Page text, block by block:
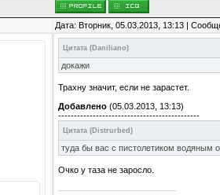
Дата: Вторник, 05.03.2013, 13:13 |
Цитата ( Daniliano)
докажи
Трахну значит, если не зарастет.
Добавлено (05.03.2013, 13:13)
---------------------------------------------
Цитата ( Distrurbed )
туда бы вас с пистолетиком водяным
Очко у таза не заросло.